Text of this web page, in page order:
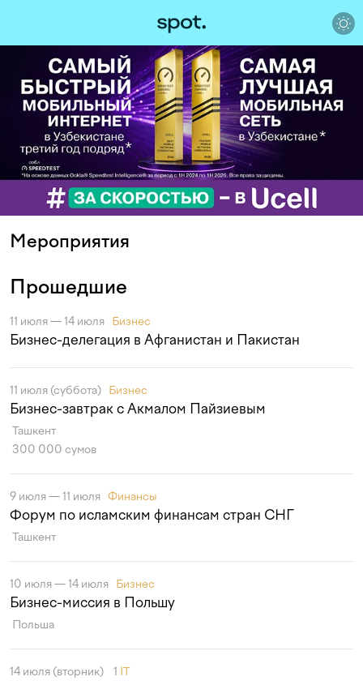
Мероприятия
Прошедшие
11 июля — 14 июля Бизнес
Бизнес-делегация в Афганистан и Пакистан
11 июля (суббота) Бизнес
Бизнес-завтрак с Акмалом Пайзиевым
Ташкент
300 000 сумов
9 июля — 11 июля Финансы
Форум по исламским финансам стран СНГ
Ташкент
10 июля — 14 июля Бизнес
Бизнес-миссия в Польшу
Польша
14 июля (вторник) 1 IT